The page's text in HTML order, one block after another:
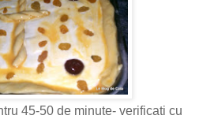
45-50 de minute- verificati cu